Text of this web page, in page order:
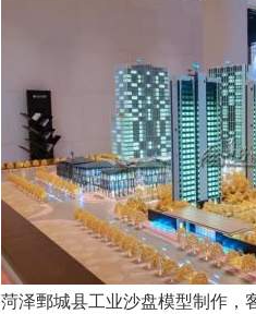
菏泽鄄城县工业沙盘模型制作，